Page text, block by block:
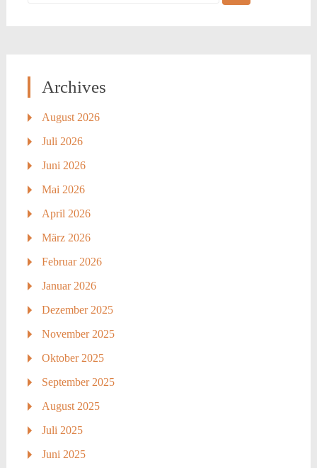
Archives
August 2026
Juli 2026
Juni 2026
Mai 2026
April 2026
März 2026
Februar 2026
Januar 2026
Dezember 2025
November 2025
Oktober 2025
September 2025
August 2025
Juli 2025
Juni 2025